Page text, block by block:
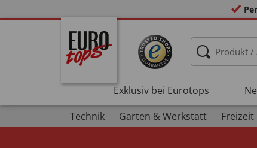
Exklusiv bei Eurotops
Technik
Garten & Werkstatt Freizeit